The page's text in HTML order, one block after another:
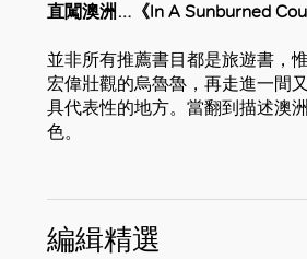
直闖澳洲…《In A Sunburned
並非所有推薦書目都是旅遊書，
宏偉壯觀的烏魯魯，再走進一間
具代表性的地方。當翻到描述澳
色。
編緝精選